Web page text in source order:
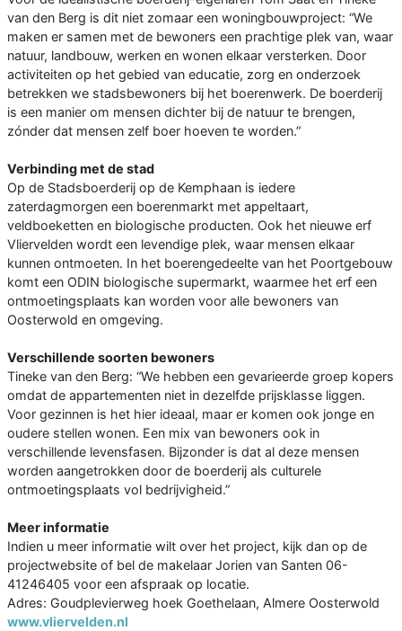
van den Berg is dit niet zomaar een woningbouwproject: “We
maken er samen met de bewoners een prachtige plek van, waar
natuur, landbouw, werken en wonen elkaar versterken. Door
activiteiten op het gebied van educatie, zorg en onderzoek
betrekken we stadsbewoners bij het boerenwerk. De boerderij
is een manier om mensen dichter bij de natuur te brengen,
zónder dat mensen zelf boer hoeven te worden.”
Verbinding met de stad
Op de Stadsboerderij op de Kemphaan is iedere
zaterdagmorgen een boerenmarkt met appeltaart,
veldboeketten en biologische producten. Ook het nieuwe erf
Vliervelden wordt een levendige plek, waar mensen elkaar
kunnen ontmoeten. In het boerengedeelte van het Poortgebouw
komt een ODIN biologische supermarkt, waarmee het erf een
ontmoetingsplaats kan worden voor alle bewoners van
Oosterwold en omgeving.
Verschillende soorten bewoners
Tineke van den Berg: “We hebben een gevarieerde groep kopers
omdat de appartementen niet in dezelfde prijsklasse liggen.
Voor gezinnen is het hier ideaal, maar er komen ook jonge en
oudere stellen wonen. Een mix van bewoners ook in
verschillende levensfasen. Bijzonder is dat al deze mensen
worden aangetrokken door de boerderij als culturele
ontmoetingsplaats vol bedrijvigheid.”
Meer informatie
Indien u meer informatie wilt over het project, kijk dan op de
projectwebsite of bel de makelaar Jorien van Santen 06-
41246405 voor een afspraak op locatie.
Adres: Goudplevierweg hoek Goethelaan, Almere Oosterwold
www.vliervelden.nl